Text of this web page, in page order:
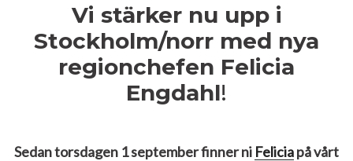
Vi stärker nu upp i
Stockholm/norr med nya
regionchefen Felicia
Engdahl!
Sedan torsdagen 1 september finner ni Feliciapå vårt